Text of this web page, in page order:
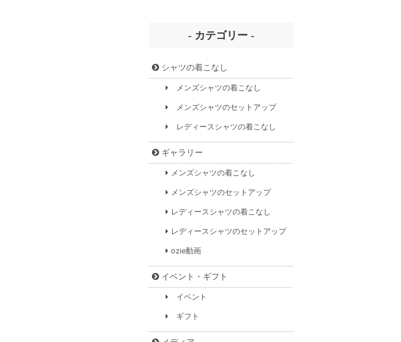
- カテゴリー -
シャツの着こなし
メンズシャツの着こなし
メンズシャツのセットアップ
レディースシャツの着こなし
ギャラリー
メンズシャツの着こなし
メンズシャツのセットアップ
レディースシャツの着こなし
レディースシャツのセットアップ
ozie動画
イベント・ギフト
イベント
ギフト